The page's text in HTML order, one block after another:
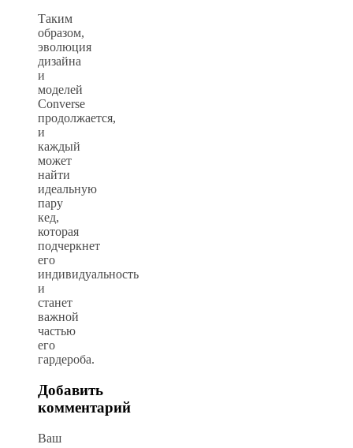
Таким
образом,
эволюция
дизайна
и
моделей
Converse
продолжается,
и
каждый
может
найти
идеальную
пару
кед,
которая
подчеркнет
его
индивидуальность
и
станет
важной
частью
его
гардероба.
Добавить
комментарий
Ваш